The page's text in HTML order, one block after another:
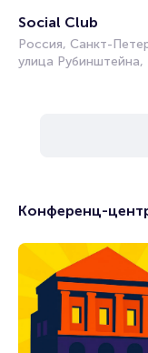
Social Club
Россия, Санкт-
улица
Конференц-